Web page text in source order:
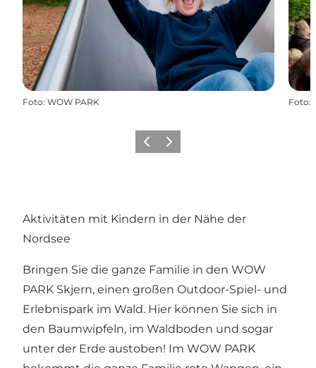
Foto: WOW PARK Foto:
ZurückWeiter
Aktivitäten mit Kindern in der Nähe der
Nordsee
Bringen Sie die ganze Familie in den WOW
PARK Skjern, einen großen Outdoor-Spiel- und
Erlebnispark im Wald. Hier können Sie sich in
den Baumwipfeln, im Waldboden und sogar
unter der Erde austoben! Im WOW PARK